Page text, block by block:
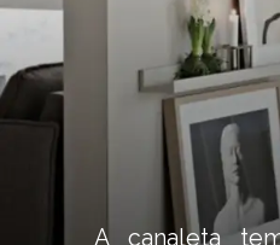
A canaleta